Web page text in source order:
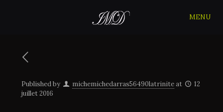
MENU
Published by michemichedarras56490latriniteat
12
juillet 2016